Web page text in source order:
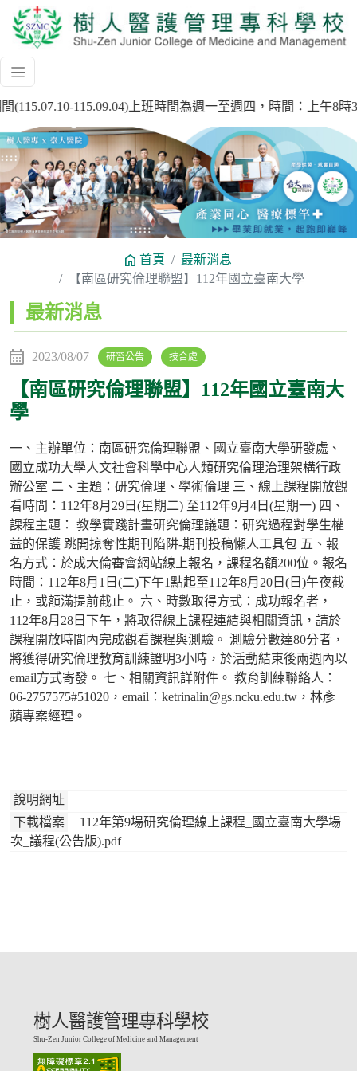
115.09.04)上班時間為週一至週四，時間：上午8
Previous Next
首頁
最新消息
【南區研究倫理聯盟】112年國立臺南大學
最新消息
2023/08/07 研習公告 技合處
【南區研究倫理聯盟】112年國立臺南大
學
一、主辦單位：南區研究倫理聯盟、國立臺南大學研發處、
國立成功大學人文社會科學中心人類研究倫理治理架構行政
辦公室 二、主題：研究倫理、學術倫理 三、線上課程開放觀
看時間：112年8月29日(星期二) 至112年9月4日(星期一) 四、
課程主題： 教學實踐計畫研究倫理議題：研究過程對學生權
益的保護 跳開掠奪性期刊陷阱-期刊投稿懶人工具包 五、報
名方式：於成大倫審會網站線上報名，課程名額200位。報名
時間：112年8月1日(二)下午1點起至112年8月20日(日)午夜截
止，或額滿提前截止。 六、時數取得方式：成功報名者，
112年8月28日下午，將取得線上課程連結與相關資訊，請於
課程開放時間內完成觀看課程與測驗。 測驗分數達80分者，
將獲得研究倫理教育訓練證明3小時，於活動結束後兩週內以
email方式寄發。 七、相關資訊詳附件。 教育訓練聯絡人：
06-2757575#51020，email：ketrinalin@gs.ncku.edu.tw，林彥
蘋專案經理。
說明網址
下載檔案
112年第9場研究倫理線上課程_國立臺南大學場
次_議程(公告版).pdf
樹人醫護管理專科學校
Shu-Zen Junior College of Medicine and Management